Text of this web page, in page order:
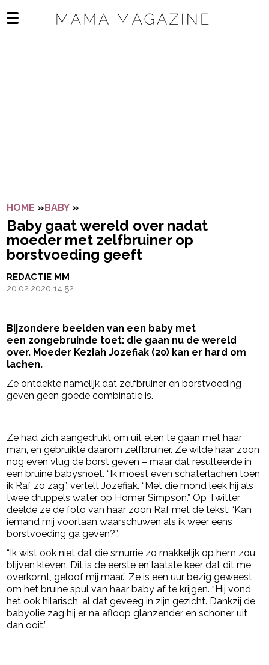
Open het mobiele menu
HOME »BABY »
Baby gaat wereld over nadat
moeder met zelfbruiner op
borstvoeding geeft
REDACTIE MM
20.02.2020 14:52
Bijzondere beelden van een baby met
een zongebruinde toet: die gaan nu de wereld
over. Moeder Keziah Jozefiak (20) kan er hard om
lachen.
Ze ontdekte namelijk dat zelfbruiner en borstvoeding
geven geen goede combinatie is.
Ze had zich aangedrukt om uit eten te gaan met haar
man, en gebruikte daarom zelfbruiner. Ze wilde haar zoon
nog even vlug de borst geven – maar dat resulteerde in
een bruine babysnoet. “Ik moest even schaterlachen toen
ik Raf zo zag”, vertelt Jozefiak. “Met die mond leek hij als
twee druppels water op Homer Simpson.” Op Twitter
deelde ze de foto van haar zoon Raf met de tekst: ‘Kan
iemand mij voortaan waarschuwen als ik weer eens
borstvoeding ga geven?”.
“Ik wist ook niet dat die smurrie zo makkelijk op hem zou
blijven kleven. Dit is de eerste en laatste keer dat dit me
overkomt, geloof mij maar.” Ze is een uur bezig geweest
om het bruine spul van haar baby af te krijgen. “Hij vond
het ook hilarisch, al dat geveeg in zijn gezicht. Dankzij de
babyolie zag hij er na afloop glanzender en schoner uit
dan ooit.”